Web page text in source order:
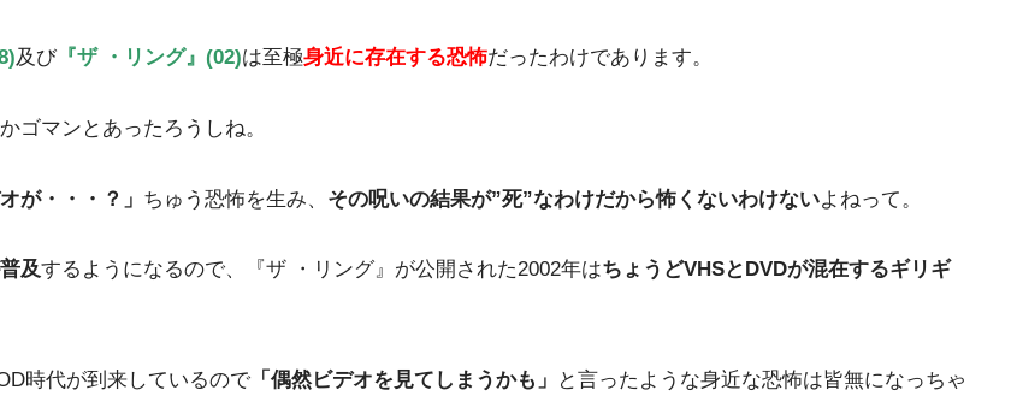
及び 『ザ ・リング』(02)は至極身近に存在する恐怖だったわけであります。
ゴマンとあったろうしね。
が・・・？」 ちゅう恐怖を生み、 その呪いの結果が”死”なわけだから怖くないわけないよねって。
及するようになるので、『ザ ・リング』が公開された2002年はちょうどVHSとDVDが混在するギリギ
時代が到来しているので 「偶然ビデオを見てしまうかも」
と言ったような身近な恐怖は皆無になっちゃ